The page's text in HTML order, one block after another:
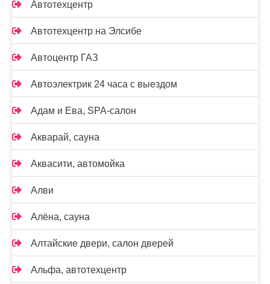
Автотехцентр
Автотехцентр на Элсибе
Автоцентр ГАЗ
Автоэлектрик 24 часа с выездом
Адам и Ева, SPA-салон
Акварай, сауна
Аквасити, автомойка
Алви
Алёна, сауна
Алтайские двери, салон дверей
Альфа, автотехцентр